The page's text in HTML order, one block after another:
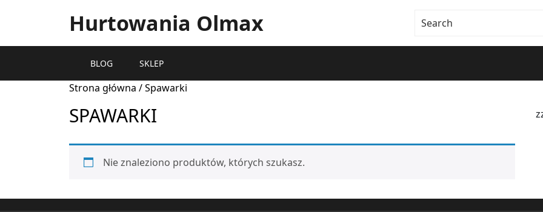
Hurtowania Olmax
BLOG SKLEP
Strona główna / Spawarki
SPAWARKI
Nie znaleziono produktów, których szukasz.